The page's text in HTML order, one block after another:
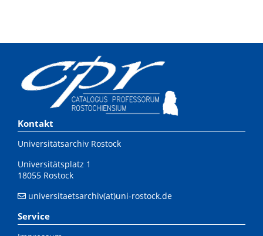
Kontakt
Universitätsarchiv Rostock
Universitätsplatz 1
18055 Rostock
universitaetsarchiv(at)uni-rostock.de
Service